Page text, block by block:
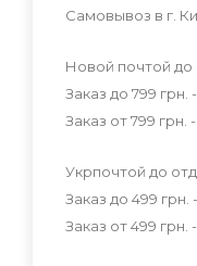
Самовывоз в г.
Новой почтой до
Заказ до 799 грн.
Заказ от 799 грн. -
Укрпочтой до
Заказ до 499 грн.
Заказ от 499 грн. -